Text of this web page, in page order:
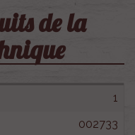
de la
1
002733